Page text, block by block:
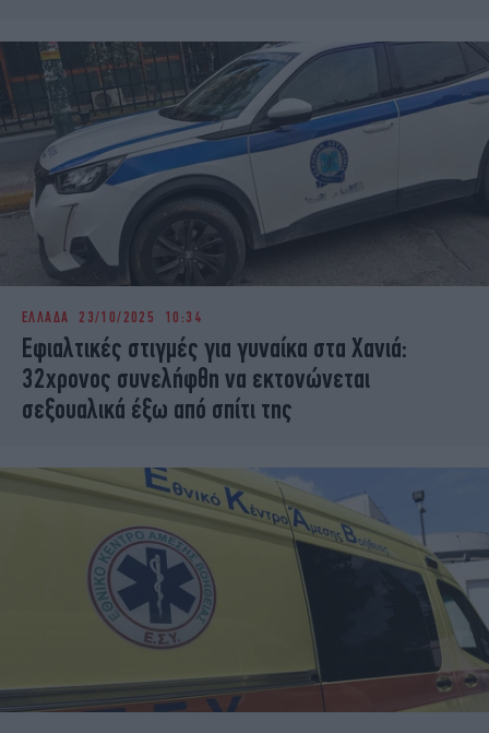
ΕΛΛΑΔΑ 23/10/2025 10:34
Εφιαλτικές στιγμές για γυναίκα στα Χανιά:
32χρονος συνελήφθη να εκτονώνεται
σεξουαλικά έξω από σπίτι της